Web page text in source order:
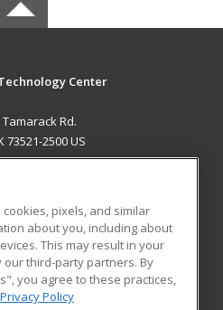
Center
Tamarack Rd.
73521-2500 US
RESOURCES
Student Blog
pixels, and similar
about you, including about
This may result in your
third-party partners. By
you agree to these practices,
Privacy Policy